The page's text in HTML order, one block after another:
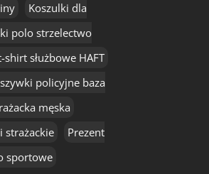
Koszulki dla
polo strzelectwo
shirt służbowe HAFT
policyjne baza
męska
strażackie
Prezent
sportowe